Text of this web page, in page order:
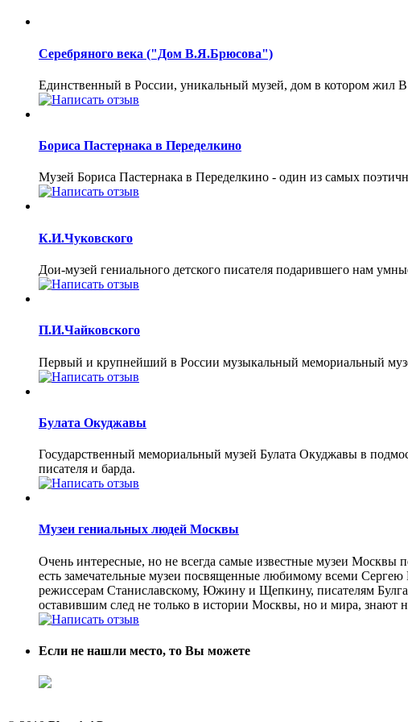
Cеребряного века ("Дом В.Я.Брюсова")
Единственный в России, уникальный музей, дом в котором жил
Бориса Пастернака в Переделкино
Музей Бориса Пастернака в Переделкино - один из самых
К.И.Чуковского
Дои-музей гениального детского писателя подарившего нам
П.И.Чайковского
Первый и крупнейший в России музыкальный мемориальный
Булата Окуджавы
Государственный мемориальный музей Булата Окуджавы в
писателя и барда.
Музеи гениальных людей Москвы
Очень интересные, но не всегда самые известные музеи
есть замечательные музеи посвященные любимому всеми
режиссерам Станиславскому, Южину и Щепкину, писателям
оставившим след не только в истории Москвы, но и мира, знают
Если не нашли место, то Вы можете